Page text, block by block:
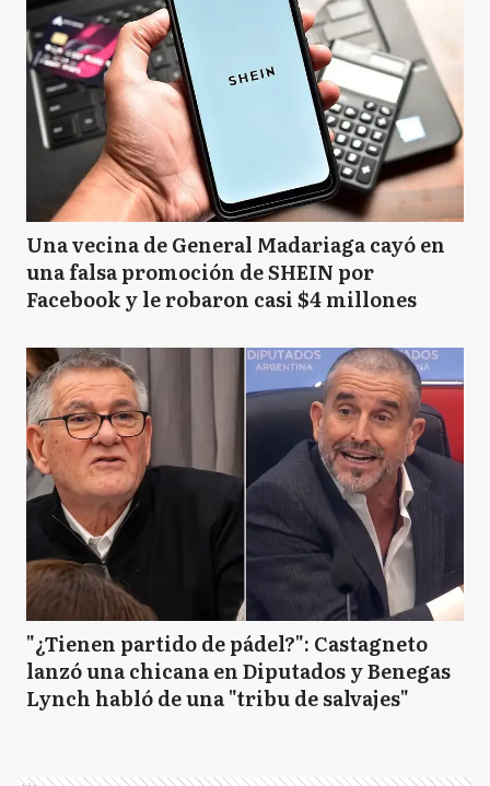
Una vecina de General Madariaga cayó en
una falsa promoción de SHEIN por
Facebook y le robaron casi $4 millones
"¿Tienen partido de pádel?": Castagneto
lanzó una chicana en Diputados y Benegas
Lynch habló de una "tribu de salvajes"